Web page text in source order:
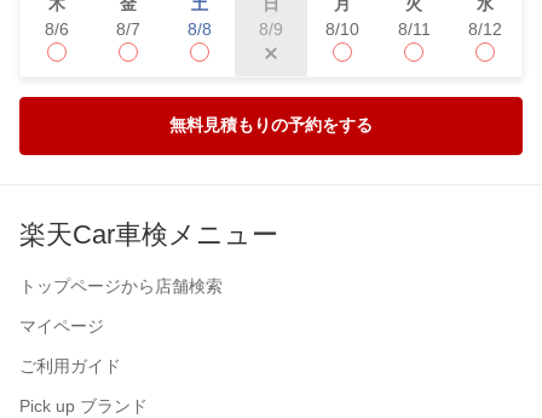
8/6
8/7
8/8
8/9
8/10
8/11
8/12
無料見積もりの予約をする
楽天Car車検メニュー
トップページから店舗検索
マイページ
ご利用ガイド
Pick up ブランド